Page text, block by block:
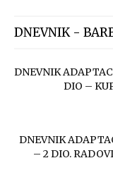
DNEVNIK -
DNEVNIK
DIO –
DNEVNIK
– 2 DIO.